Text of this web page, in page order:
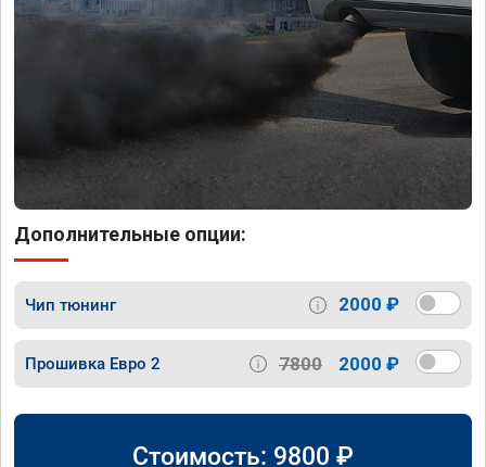
Дополнительные опции:
Чип тюнинг 2000 ₽
Прошивка Евро 2 7800 2000 ₽
Стоимость: 9800 ₽